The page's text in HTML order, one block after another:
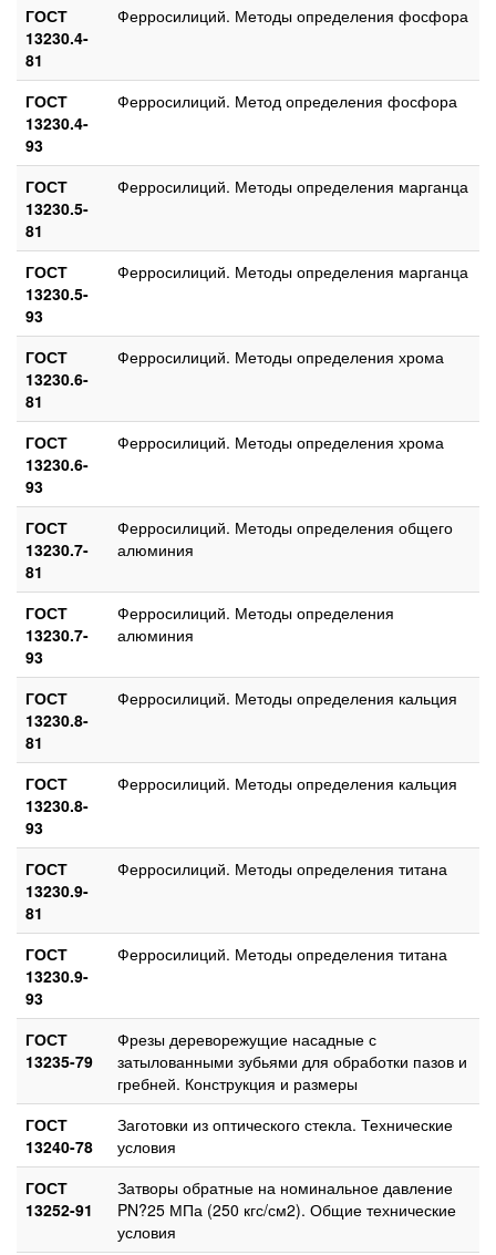
ГОСТ
13230.4-
81
Ферросилиций. Методы определения фосфора
ГОСТ
13230.4-
93
Ферросилиций. Метод определения фосфора
ГОСТ
13230.5-
81
Ферросилиций. Методы определения марганца
ГОСТ
13230.5-
93
Ферросилиций. Методы определения марганца
ГОСТ
13230.6-
81
Ферросилиций. Методы определения хрома
ГОСТ
13230.6-
93
Ферросилиций. Методы определения хрома
ГОСТ
13230.7-
81
Ферросилиций. Методы определения общего
алюминия
ГОСТ
13230.7-
93
Ферросилиций. Методы определения
алюминия
ГОСТ
13230.8-
81
Ферросилиций. Методы определения кальция
ГОСТ
13230.8-
93
Ферросилиций. Методы определения кальция
ГОСТ
13230.9-
81
Ферросилиций. Методы определения титана
ГОСТ
13230.9-
93
Ферросилиций. Методы определения титана
ГОСТ
13235-79
Фрезы дереворежущие насадные с
затылованными зубьями для обработки пазов и
гребней. Конструкция и размеры
ГОСТ
13240-78
Заготовки из оптического стекла. Технические
условия
ГОСТ
13252-91
Затворы обратные на номинальное давление
PN?25 МПа (250 кгс/см2). Общие технические
условия